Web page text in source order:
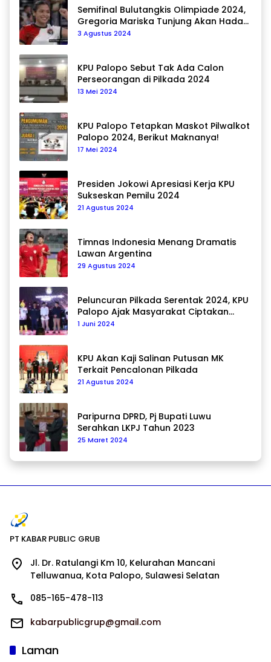
Semifinal Bulutangkis Olimpiade 2024,
Gregoria Mariska Tunjung Akan Hadapi
Pemain Asal Korea Selatan
3 Agustus 2024
KPU Palopo Sebut Tak Ada Calon
Perseorangan di Pilkada 2024
13 Mei 2024
KPU Palopo Tetapkan Maskot Pilwalkot
Palopo 2024, Berikut Maknanya!
17 Mei 2024
Presiden Jokowi Apresiasi Kerja KPU
Sukseskan Pemilu 2024
21 Agustus 2024
Timnas Indonesia Menang Dramatis
Lawan Argentina
29 Agustus 2024
Peluncuran Pilkada Serentak 2024, KPU
Palopo Ajak Masyarakat Ciptakan
Pilkada Damai
1 Juni 2024
KPU Akan Kaji Salinan Putusan MK
Terkait Pencalonan Pilkada
21 Agustus 2024
Paripurna DPRD, Pj Bupati Luwu
Serahkan LKPJ Tahun 2023
25 Maret 2024
PT KABAR PUBLIC GRUB
Jl. Dr. Ratulangi Km 10, Kelurahan Mancani
Telluwanua, Kota Palopo, Sulawesi Selatan
085-165-478-113
kabarpublicgrup@gmail.com
Laman